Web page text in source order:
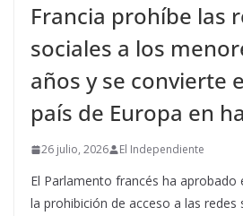
Francia prohíbe las
sociales a los
años y se convierte
país de Europa en
26 julio, 2026 El Independiente
El Parlamento francés ha aprobado
la prohibición de acceso a las redes